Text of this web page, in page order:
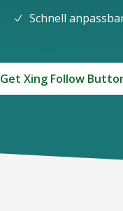
Schnell
Get Xing Follow